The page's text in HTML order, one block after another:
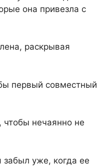
она привезла с
раскрывая
первый совместный
чтобы нечаянно не
уже, когда ее